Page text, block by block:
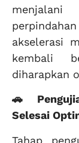
menjalani
akselerasi
kembali
diharapkan
🚗
Selesai
Tahap